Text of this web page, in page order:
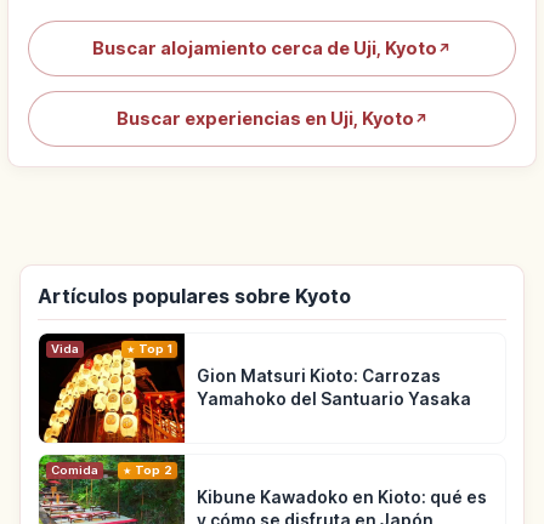
Buscar alojamiento cerca de Uji, Kyoto ↗
Buscar experiencias en Uji, Kyoto ↗
Artículos populares sobre Kyoto
Vida Top 1
Gion Matsuri Kioto: Carrozas
Yamahoko del Santuario Yasaka
Comida Top 2
Kibune Kawadoko en Kioto: qué es